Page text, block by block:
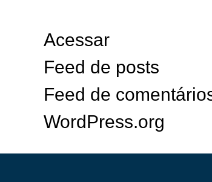
Acessar
Feed de posts
Feed de
WordPress.org